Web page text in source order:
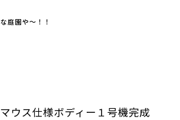
庭園や〜！！
ウス仕様ボディー１号機完成